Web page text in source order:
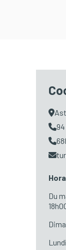
94
Du